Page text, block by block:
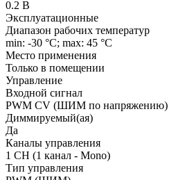
0.2 В
Эксплуатационные
Диапазон рабочих температур
min: -30 °C; max: 45 °C
Место применения
Только в помещении
Управление
Входной сигнал
PWM СV (ШИМ по напряжению)
Диммируемый(ая)
Да
Каналы управления
1 CH (1 канал - Mono)
Тип управления